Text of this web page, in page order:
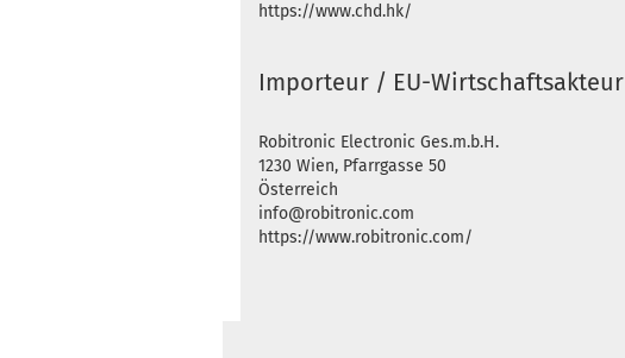
https://www.chd.hk/
Importeur / EU-Wirtschaftsakteur
Robitronic Electronic Ges.m.b.H.
1230 Wien, Pfarrgasse 50
Österreich
info@robitronic.com
https://www.robitronic.com/